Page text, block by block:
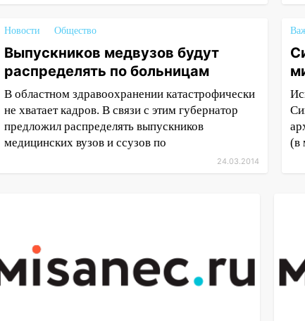
Новости Общество
Выпускников медвузов будут
распределять по больницам
В областном здравоохранении катастрофически
не хватает кадров. В связи с этим губернатор
предложил распределять выпускников
медицинских вузов и ссузов по
24.03.2014
(в